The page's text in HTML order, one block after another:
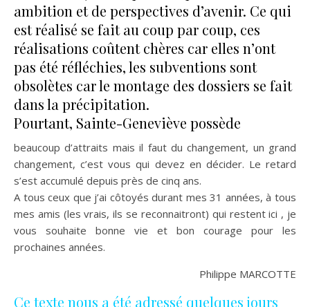
ambition et de perspectives d’avenir. Ce qui
est réalisé se fait au coup par coup, ces
réalisations coûtent chères car elles n’ont
pas été réfléchies, les subventions sont
obsolètes car le montage des dossiers se fait
dans la précipitation.
Pourtant, Sainte-Geneviève possède
beaucoup d’attraits mais il faut du changement, un grand
changement, c’est vous qui devez en décider. Le retard
s’est accumulé depuis près de cinq ans.
A tous ceux que j’ai côtoyés durant mes 31 années, à tous
mes amis (les vrais, ils se reconnaitront) qui restent ici , je
vous souhaite bonne vie et bon courage pour les
prochaines années.
Philippe MARCOTTE
Ce texte nous a été adressé quelques jours